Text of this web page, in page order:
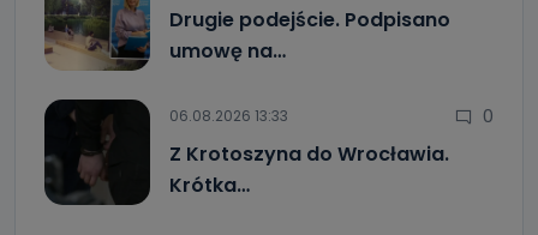
Drugie podejście. Podpisano
umowę na…
06.08.2026 13:33 0
Z Krotoszyna do Wrocławia.
Krótka…